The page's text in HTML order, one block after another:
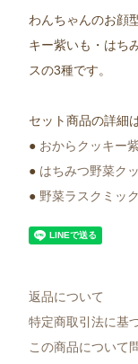
わんちゃんのお顔
キー紫いも・はち
スの3種です。
セット商品の詳細
● おからクッキー
● はちみつ野菜ク
● 野菜ラスクミッ
返品について
特定商取引法に基
この商品について